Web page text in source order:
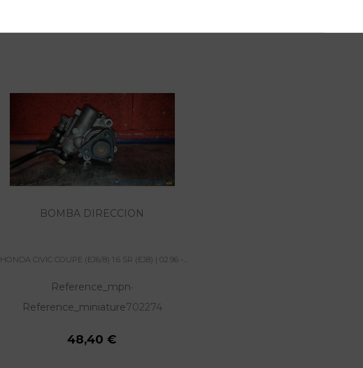
BOMBA DIRECCION
HONDA CIVIC COUPE (EJ6/8) 1.6 SR (EJ8) | 02.96 -...
Reference_mpn-
Reference_miniature702274
48,40 €